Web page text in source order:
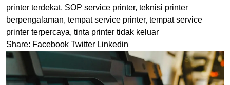
printer terdekat, SOP service printer, teknisi printer
berpengalaman, tempat service printer, tempat service
printer terpercaya, tinta printer tidak keluar
Share: Facebook Twitter Linkedin